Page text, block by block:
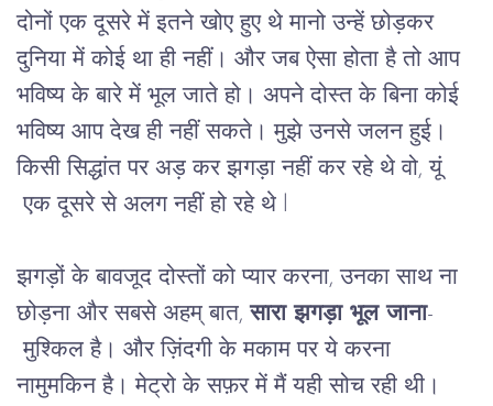
दोनों एक दूसरे में इतने खोए हुए थे मानो उन्हें छोड़कर
दुनिया में कोई था ही नहीं। और जब ऐसा होता है तो आप
भविष्य के बारे में भूल जाते हो। अपने दोस्त के बिना कोई
भविष्य आप देख ही नहीं सकते। मुझे उनसे जलन हुई।
किसी सिद्धांत पर अड़ कर झगड़ा नहीं कर रहे थे वो, यूं
एक दूसरे से अलग नहीं हो रहे थे l
झगड़ों के बावजूद दोस्तों को प्यार करना, उनका साथ ना
छोड़ना और सबसे अहम् बात, सारा झगड़ा भूल जाना-
मुश्किल है। और ज़िंदगी के मकाम पर ये करना
नामुमकिन है। मेट्रो के सफ़र में मैं यही सोच रही थी।